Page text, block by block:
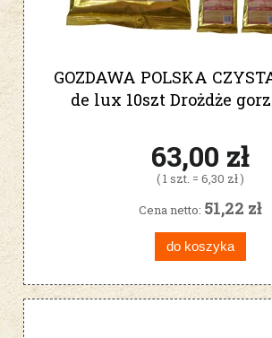
GOZDAWA POLSKA
de lux 10szt Drożdże
63,00 zł
( 1 szt. = 6,30 zł )
Cena netto: 51,22 zł
do koszyka